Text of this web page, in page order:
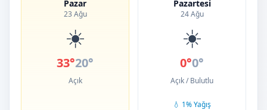
Pazar
23 Ağu
☀️
33°20°
Açık
Pazartesi
24 Ağu
☀️
0°0°
Açık / Bulutlu
💧 1% Yağış